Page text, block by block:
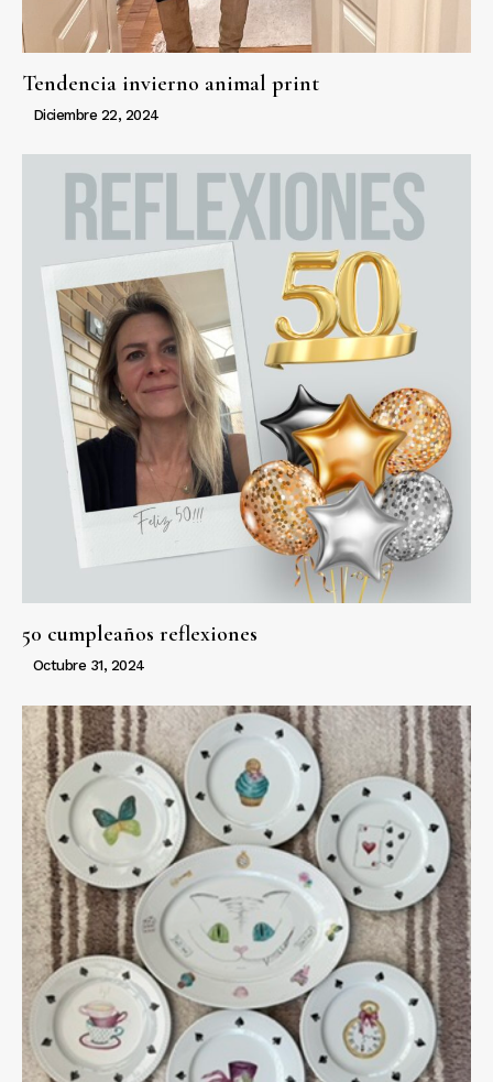
Tendencia invierno animal print
Diciembre 22, 2024
50 cumpleaños reflexiones
Octubre 31, 2024